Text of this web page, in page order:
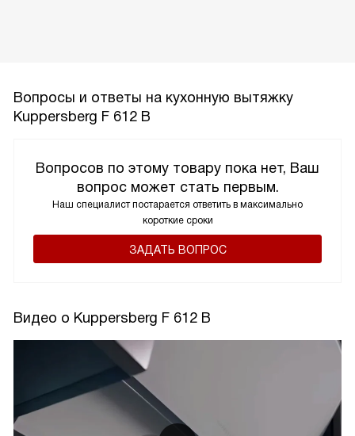
Вопросы и ответы на кухонную вытяжку
Kuppersberg F 612 B
Вопросов по этому товару пока нет, Ваш
вопрос может стать первым.
Наш специалист постарается ответить в максимально
короткие сроки
ЗАДАТЬ ВОПРОС
Видео о Kuppersberg F 612 B